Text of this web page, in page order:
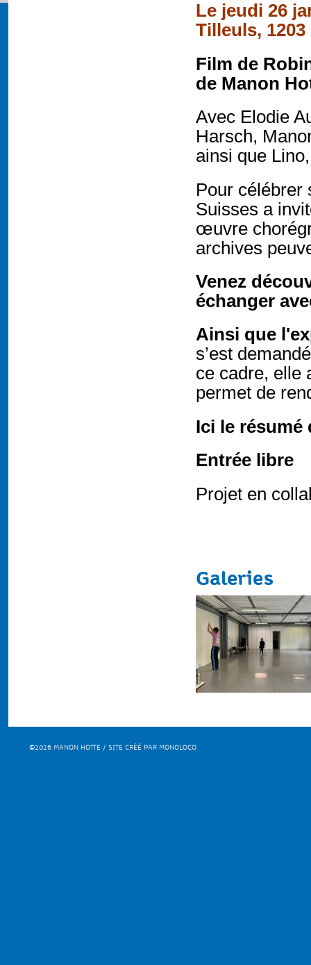
Le jeudi 26
Tilleuls, 1203
Film de
de Manon
Avec Elodie
Harsch,
ainsi que
Pour célébrer
Suisses a
œuvre
archives
Venez
échanger
Ainsi que
s’est
ce cadre, elle
permet de
Ici le résumé
Entrée libre
Projet en
Galeries
©2026 MANON HOTTE / SITE CRÉÉ PAR MONOLOCO